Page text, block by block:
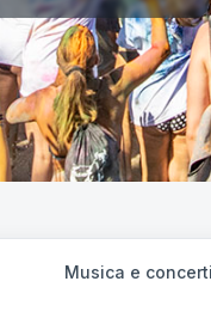
Musica e concerti